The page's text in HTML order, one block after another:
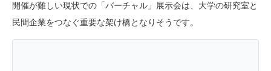
開催が難しい現状での「バーチャル」展示会は、大学の研究室と
民間企業をつなぐ重要な架け橋となりそうです。